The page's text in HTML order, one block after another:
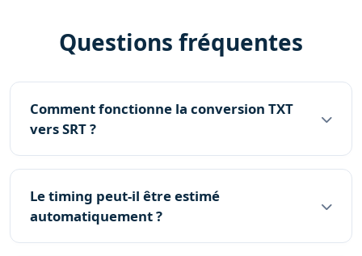
Questions fréquentes
Comment fonctionne la conversion TXT
vers SRT ?
Le timing peut-il être estimé
automatiquement ?